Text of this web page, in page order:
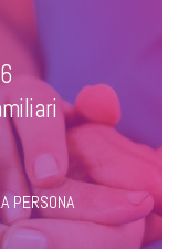
PERSONA